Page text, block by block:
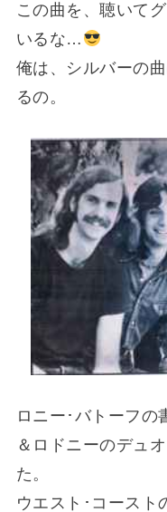
この曲を、聴いて
いるな…
俺は、シルバーの
るの。
ロニー･バトーフの
＆ロドニーのデュ
た。
ウエスト･コースト